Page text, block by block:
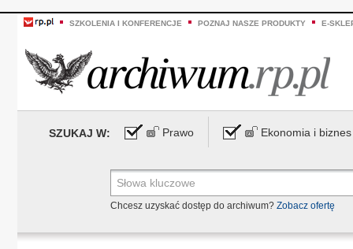
SZKOLENIA I KONFERENCJE POZNAJ NASZE PRODUKTY E-
SZUKAJ W: Prawo Ekonomia i biznes
Chcesz uzyskać dostęp do archiwum? Zobacz ofertę